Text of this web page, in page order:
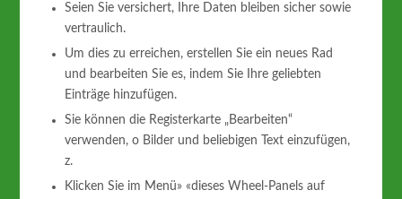
Seien Sie versichert, Ihre Daten bleiben sicher sowie
vertraulich.
Um dies zu erreichen, erstellen Sie ein neues Rad
und bearbeiten Sie es, indem Sie Ihre geliebten
Einträge hinzufügen.
Sie können die Registerkarte „Bearbeiten“
verwenden, o Bilder und beliebigen Text einzufügen,
z.
Klicken Sie im Menü» «dieses Wheel-Panels auf